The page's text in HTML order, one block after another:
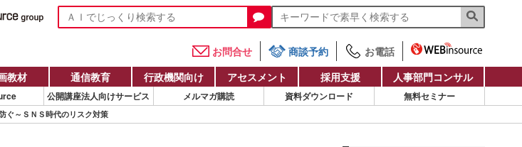
お問合せ 商談予約
お電話
教材 通信教育 行政機関向け アセスメント 採用支援 人事部門コンサル
公開講座法人向けサービス メルマガ購読 資料ダウンロード 無料セミナー
ぐ～ＳＮＳ時代のリスク対策